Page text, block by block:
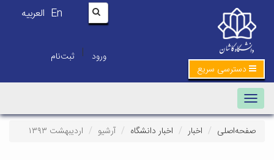
En العربیه
ورود | ثبت‌نام
دسترسی سریع
Toggle navigation
صفحه‌اصلی اخبار اخبار دانشگاه آرشیو اردیبهشت ۱۳۹۳